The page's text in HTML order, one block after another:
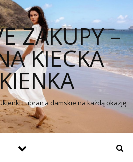
ZAKUPY –
KIECKA
i ubrania damskie na każdą okazję.